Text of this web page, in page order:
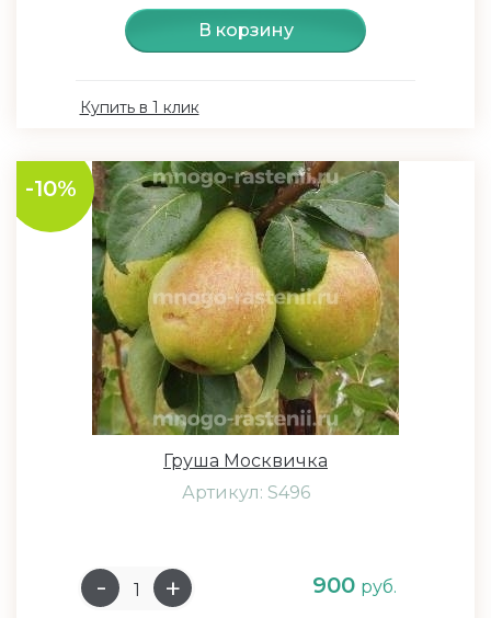
В корзину
Купить в 1 клик
-10%
Груша Москвичка
Артикул: S496
900 руб.